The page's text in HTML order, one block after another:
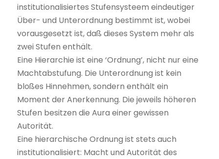
institutionalisiertes Stufensysteem eindeutiger
Über- und Unterordnung bestimmt ist, wobei
vorausgesetzt ist, daß dieses System mehr als
zwei Stufen enthält.
Eine Hierarchie ist eine ‘Ordnung’, nicht nur eine
Machtabstufung. Die Unterordnung ist kein
bloßes Hinnehmen, sondern enthält ein
Moment der Anerkennung. Die jeweils höheren
Stufen besitzen die Aura einer gewissen
Autorität.
Eine hierarchische Ordnung ist stets auch
institutionalisiert: Macht und Autorität des